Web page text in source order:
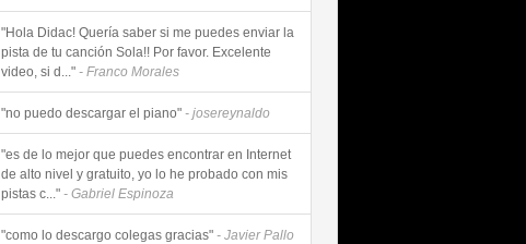
"Hola Didac! Quería saber si me puedes enviar la
pista de tu canción Sola!! Por favor. Excelente
video, si d..." - Franco Morales
"no puedo descargar el piano" - josereynaldo
"es de lo mejor que puedes encontrar en Internet
de alto nivel y gratuito, yo lo he probado con mis
pistas c..." - Gabriel Espinoza
"como lo descargo colegas gracias" - Javier Pallo